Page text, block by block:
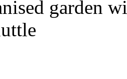
garden